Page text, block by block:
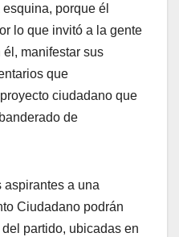
porque él
lo que invitó a la gente
manifestar sus
que
ciudadano que
de
aspirantes a una
Ciudadano podrán
partido, ubicadas en